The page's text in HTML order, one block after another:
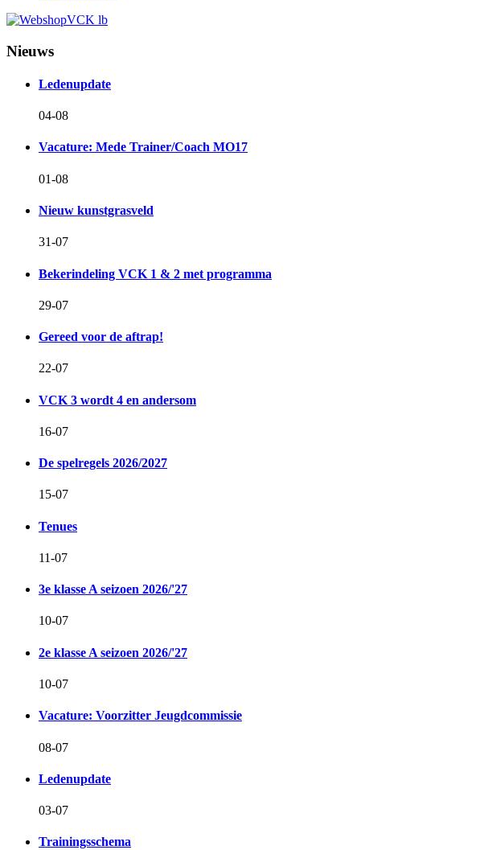
Nieuws
Ledenupdate
04-08
Vacature: Mede Trainer/Coach MO17
01-08
Nieuw kunstgrasveld
31-07
Bekerindeling VCK 1 & 2 met programma
29-07
Gereed voor de aftrap!
22-07
VCK 3 wordt 4 en andersom
16-07
De spelregels 2026/2027
15-07
Tenues
11-07
3e klasse A seizoen 2026/'27
10-07
2e klasse A seizoen 2026/'27
10-07
Vacature: Voorzitter Jeugdcommissie
08-07
Ledenupdate
03-07
Trainingsschema